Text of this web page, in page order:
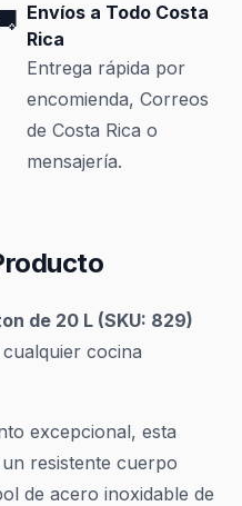
Envíos a Todo Costa
Rica
Entrega rápida por
encomienda, Correos
de Costa Rica o
mensajería.
de 20 L (SKU: 829)
cocina
excepcional, esta
resistente cuerpo
de acero inoxidable de